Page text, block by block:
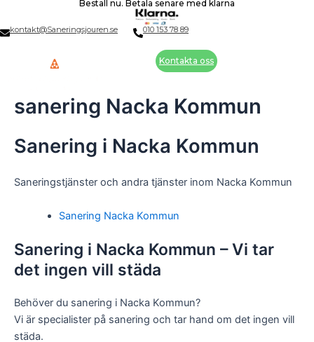
content
Beställ nu. Betala senare med klarna
kontakt@Saneringsjouren.se 010 153 78 89
Kontakta oss
sanering Nacka Kommun
Sanering i Nacka Kommun
Saneringstjänster och andra tjänster inom Nacka Kommun
Sanering Nacka Kommun
Sanering i Nacka Kommun – Vi tar
det ingen vill städa
Behöver du sanering i Nacka Kommun?
Vi är specialister på sanering och tar hand om det ingen vill
städa.